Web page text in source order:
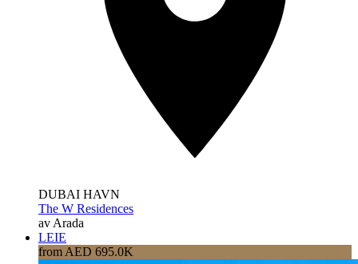
DUBAI HAVN
The W Residences
av Arada
LEIE
from AED 695.0K